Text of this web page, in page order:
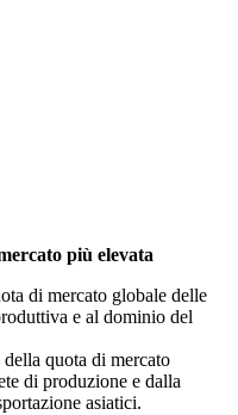
più elevata
di mercato globale delle
e al dominio del
quota di mercato
di produzione e dalla
asiatici.